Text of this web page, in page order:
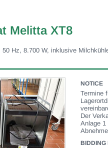
Melitta XT8
Hz, 8.700 W, inklusive
NOTICE
Termine
Der
Anlage
BIDDING